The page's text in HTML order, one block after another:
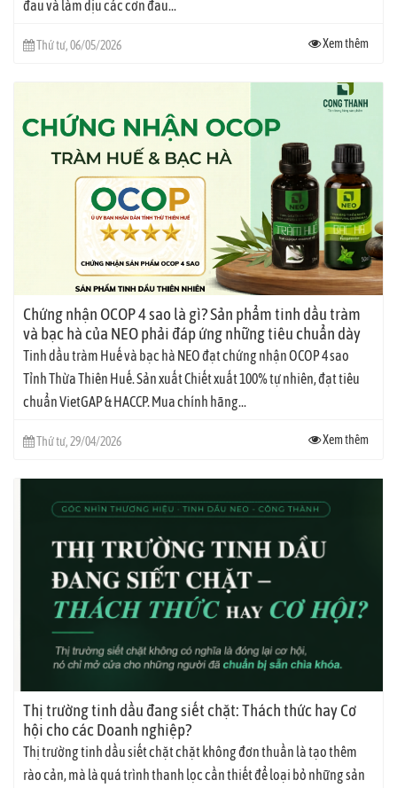
đau và làm dịu các cơn đau...
Thứ tư, 06/05/2026 Xem thêm
Chứng nhận OCOP 4 sao là gì? Sản phẩm tinh dầu tràm
và bạc hà của NEO phải đáp ứng những tiêu chuẩn dày
khe nào?
Tinh dầu tràm Huế và bạc hà NEO đạt chứng nhận OCOP 4 sao
Tỉnh Thừa Thiên Huế. Sản xuất Chiết xuất 100% tự nhiên, đạt tiêu
chuẩn VietGAP & HACCP. Mua chính hãng...
Thứ tư, 29/04/2026 Xem thêm
Thị trường tinh dầu đang siết chặt: Thách thức hay Cơ
hội cho các Doanh nghiệp?
Thị trường tinh dầu siết chặt chặt không đơn thuần là tạo thêm
rào cản, mà là quá trình thanh lọc cần thiết để loại bỏ những sản